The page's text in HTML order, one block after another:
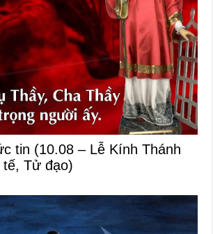
tin (10.08 – Lễ Kính Thánh
tế, Tử đạo)